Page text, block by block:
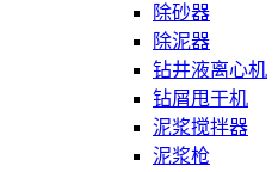
除砂器
除泥器
钻井液离心机
钻屑甩干机
泥浆搅拌器
泥浆枪